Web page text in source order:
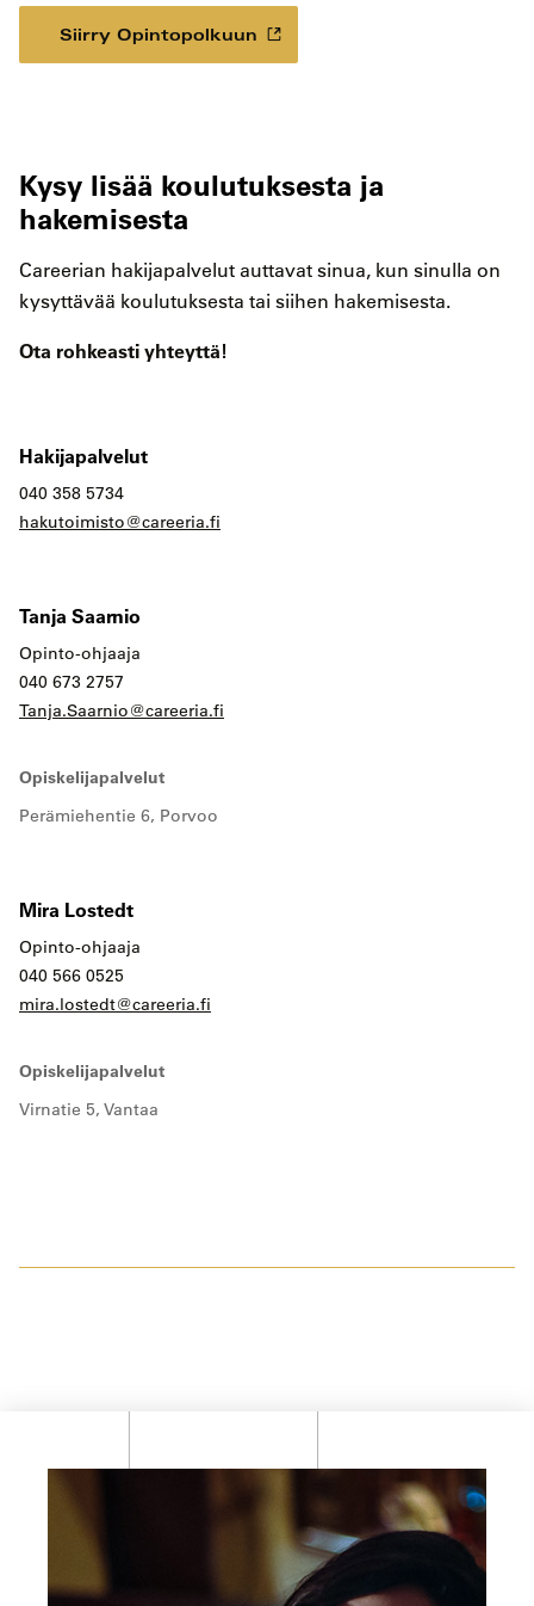
Siirry Opintopolkuun
Kysy lisää koulutuksesta ja
hakemisesta
Careerian hakijapalvelut auttavat sinua, kun sinulla on
kysyttävää koulutuksesta tai siihen hakemisesta.
Ota rohkeasti yhteyttä!
Hakijapalvelut
040 358 5734
hakutoimisto@careeria.fi
Tanja Saarnio
Opinto-ohjaaja
040 673 2757
Tanja.Saarnio@careeria.fi
Opiskelijapalvelut
Perämiehentie 6, Porvoo
Mira Lostedt
Opinto-ohjaaja
040 566 0525
mira.lostedt@careeria.fi
Opiskelijapalvelut
Virnatie 5, Vantaa